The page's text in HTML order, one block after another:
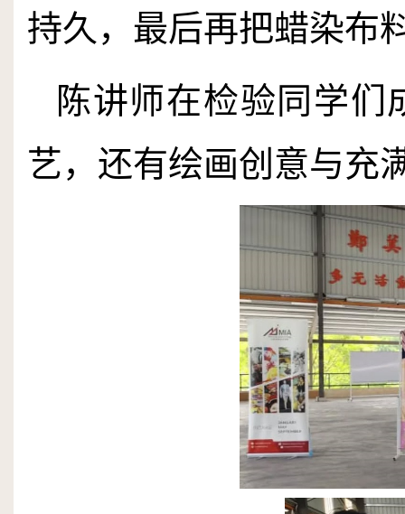
持久，最后再把蜡染布
陈讲师在检验同学们
艺，还有绘画创意与充